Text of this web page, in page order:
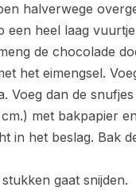
halverwege
heel laag
de chocolade
het eimengsel.
Voeg dan de
met bakpapier
in het beslag. Bak
gaat snijden.